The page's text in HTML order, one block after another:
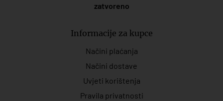
zatvoreno
Informacije za kupce
Načini plaćanja
Načini dostave
Uvjeti korištenja
Pravila privatnosti